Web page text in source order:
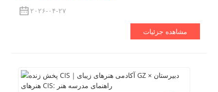
۲۰۲۶-۰۴-۲۷
مشاهده جزئیات